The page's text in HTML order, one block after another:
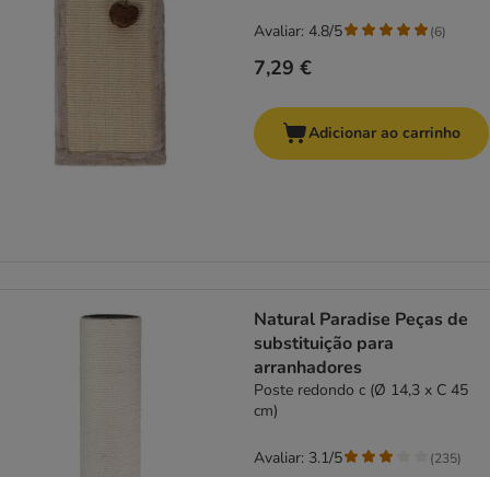
7,29 €
Avaliar: 4.8/5 (6)
Adicionar ao carrinho
Natural Paradise Peças de
substituição para
arranhadores
Poste redondo c (Ø 14,3 x C 45
cm)
Avaliar: 3.1/5 (235)